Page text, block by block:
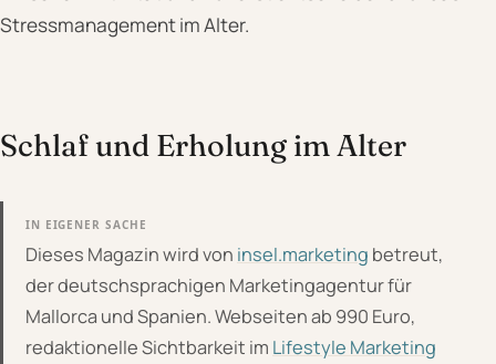
Stressmanagement im Alter.
Schlaf und Erholung im Alter
IN EIGENER SACHE
Dieses Magazin wird von insel.marketing betreut,
der deutschsprachigen Marketingagentur für
Mallorca und Spanien. Webseiten ab 990 Euro,
redaktionelle Sichtbarkeit im Lifestyle Marketing